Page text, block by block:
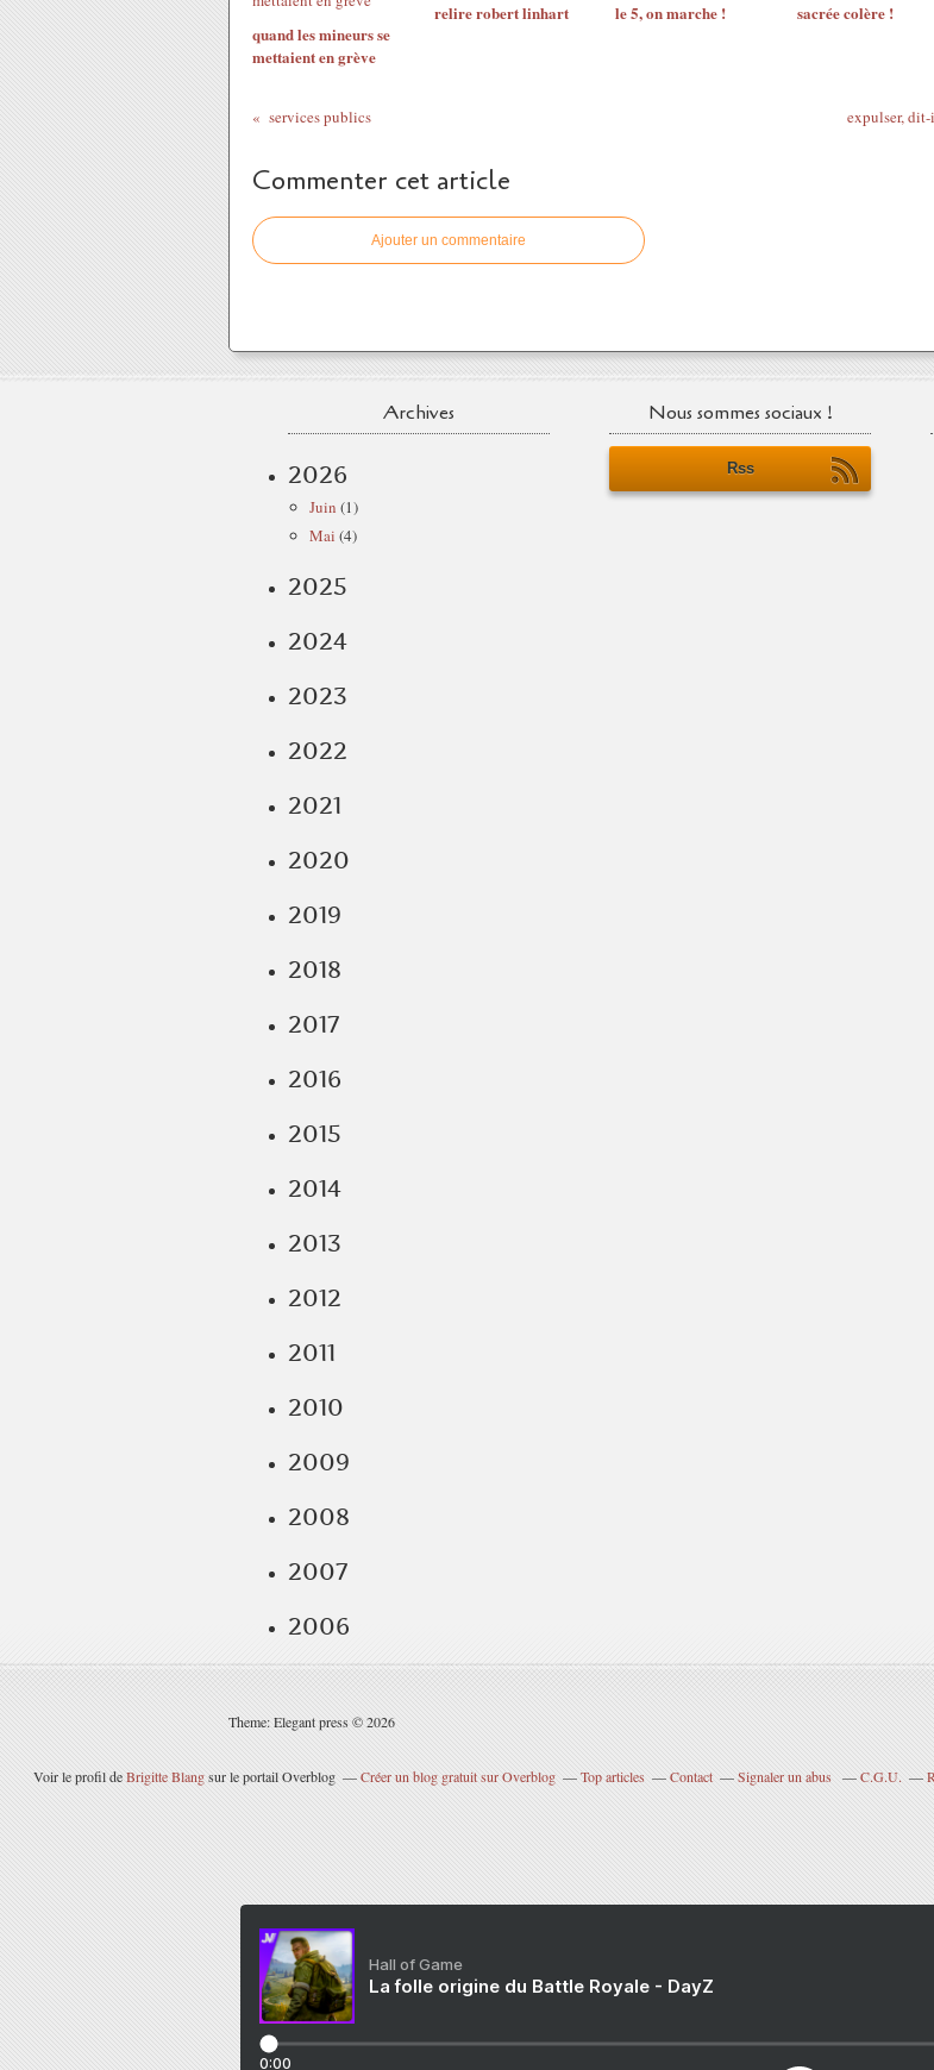
quand les mineurs se
mettaient en grève
relire robert linhart le 5, on marche ! sacrée colère !
services publics expulser,
Commenter cet article
Ajouter un commentaire
Archives
2026
Juin (1)
Mai (4)
2025
2024
2023
2022
2021
2020
2019
2018
2017
2016
2015
2014
2013
2012
2011
2010
2009
2008
2007
2006
Nous sommes sociaux !
Rss
Theme: Elegant press © 2026
Voir le profil deBrigitte Blangsur le portail Overblog Créer un blog gratuit sur Overblog Top articles Contact Signaler un abus C.G.U.
Hall of Game
La folle origine du Battle Royale - DayZ
0:00